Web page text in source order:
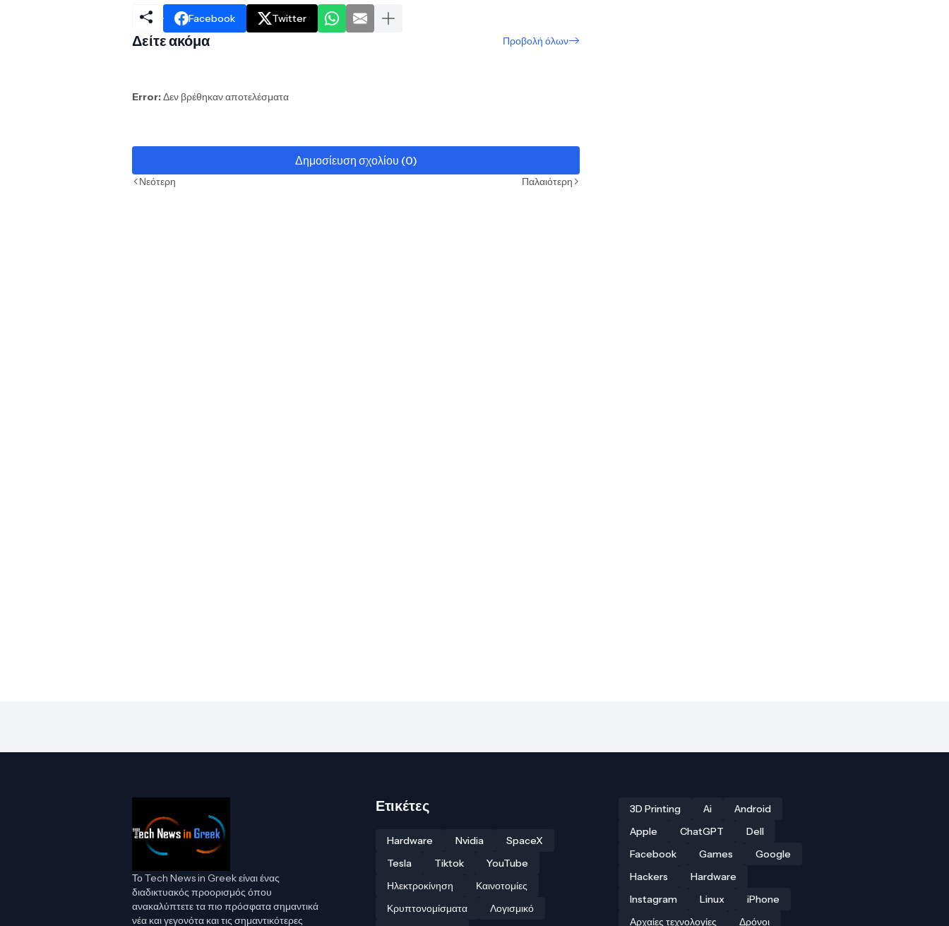
Facebook Twitter
Δείτε ακόμα Προβολή όλων
Error:Δεν βρέθηκαν αποτελέσματα
Δημοσίευση σχολίου (0)
Νεότερη Παλαιότερη
Το Tech News in Greek είναι ένας
διαδικτυακός προορισμός όπου
ανακαλύπτετε τα πιο πρόσφατα σημαντικά
νέα και γεγονότα και τις σημαντικότερες
Ετικέτες
Hardware Nvidia
SpaceX
Tesla
Tiktok
YouTube
Ηλεκτροκίνηση
Καινοτομίες
Κρυπτονομίσματα
Λογισμικό
3D Printing Ai
Android
Apple
ChatGPT
Dell
Facebook
Games
Google
Hackers
Hardware
Instagram
Linux
iPhone
Αρχαίες τεχνολογίες
Δρόνοι